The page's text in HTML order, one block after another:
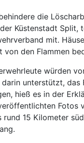
die
Küstenstadt Split,
mit.
von den Flammen
würden
unterstützt, das
hieß es in der
Fotos
rund 15 Kilometer